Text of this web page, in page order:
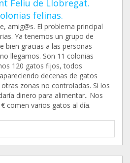
Feliu de Llobregat.
felinas.
amig@s. El problema principal
Ya tenemos un grupo de
bien gracias a las personas
llegamos. Son 11 colonias
120 gatos fijos, todos
decenas de gatos
zonas no controladas. Si los
dinero para alimentar.. Nos
comen varios gatos al día.